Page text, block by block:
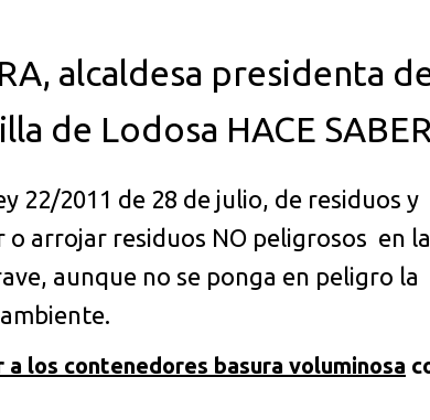
alcaldesa presidenta
de Lodosa HACE
22/2011 de 28 de julio, de residuos y
arrojar residuos NO peligrosos en la
aunque no se ponga en peligro la
a los contenedores basura voluminosa